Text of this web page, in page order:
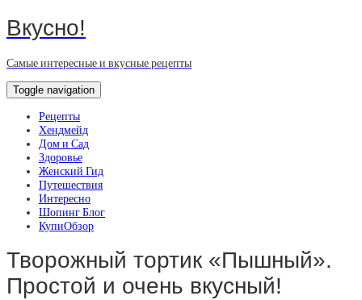
Вкусно!
Самые интересные и вкусные рецепты
Toggle navigation
Рецепты
Хендмейд
Дом и Сад
Здоровье
Женский Гид
Путешествия
Интересно
Шопинг Блог
КупиОбзор
Творожный тортик «Пышный».
Простой и очень вкусный!